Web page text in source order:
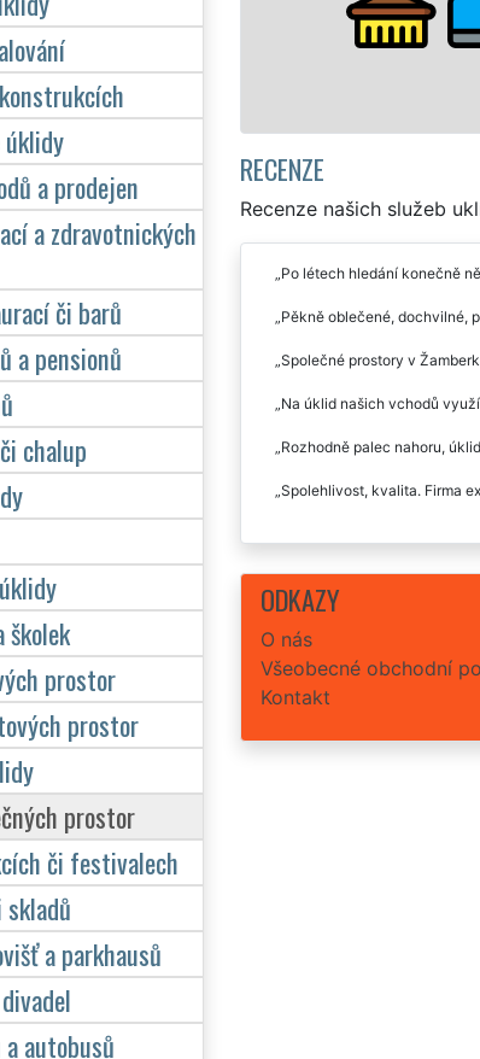
zárukou kvalitně odvedené práce.
Mám zájem o úklid v Žamberku
RECENZE
Recenze našich služeb
Po létech hledání konečně
Pěkně oblečené, dochvilné,
Společné prostory v
Na úklid našich vchodů
Rozhodně palec nahoru,
Spolehlivost, kvalita. Firma
ODKAZY
O nás
Všeobecné obchodní
Kontakt
úklidy
a prodejen
a zdravotnických
či barů
a pensionů
chalup
školek
prostor
prostor
prostor
či festivalech
a parkhausů
autobusů